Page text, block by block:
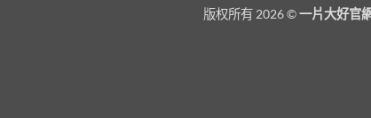
版权所有 2026 ©一片大好官